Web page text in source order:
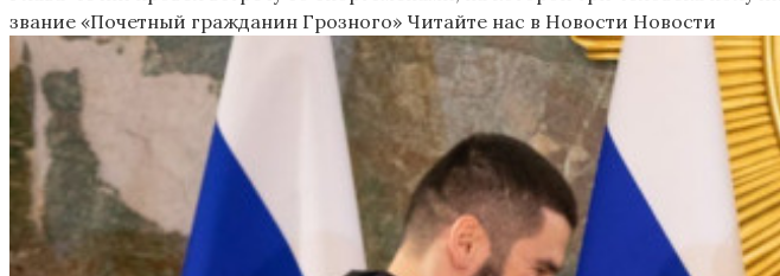
звание «Почетный гражданин Грозного» Читайте нас в Новости Новости